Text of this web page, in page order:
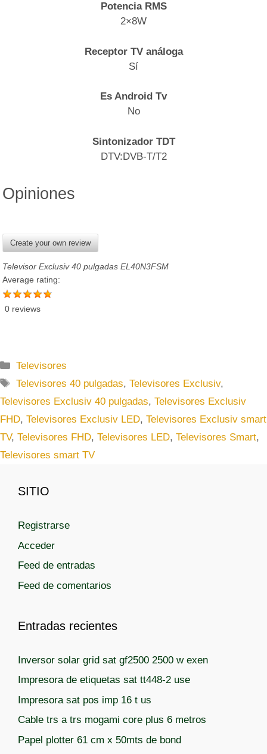
Potencia RMS
2×8W
Receptor TV análoga
Sí
Es Android Tv
No
Sintonizador TDT
DTV:DVB-T/T2
Opiniones
Create your own review
Televisor Exclusiv 40 pulgadas EL40N3FSM
Average rating:
0 reviews
C
a
g
o
r
s
Televisores
E
t
q
u
e
a
Televisores 40 pulgadas,Televisores Exclusiv,
Televisores Exclusiv 40 pulgadas, Televisores Exclusiv
FHD, Televisores Exclusiv LED, Televisores Exclusiv smart
TV, Televisores FHD, Televisores LED, Televisores Smart,
Televisores smart TV
SITIO
Registrarse
Acceder
Feed de entradas
Feed de comentarios
Entradas recientes
Inversor solar grid sat gf2500 2500 w exen
Impresora de etiquetas sat tt448-2 use
Impresora sat pos imp 16 t us
Cable trs a trs mogami core plus 6 metros
Papel plotter 61 cm x 50mts de bond